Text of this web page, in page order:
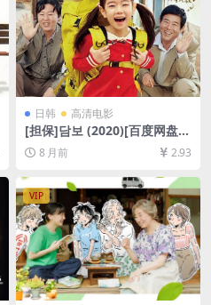
日韩 高清电影
[担保]담보 (2020)[百度网盘
+夸克网盘1080P超清未删减
资源][网盘在线播放/下载][MP
4/6.4GB][中文字幕]
8 月前 2.93
VIP